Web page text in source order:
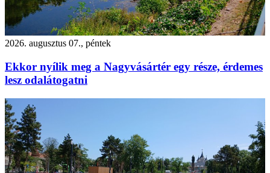
2026. augusztus 07., péntek
Ekkor nyílik meg a Nagyvásártér egy része, érdemes
lesz odalátogatni